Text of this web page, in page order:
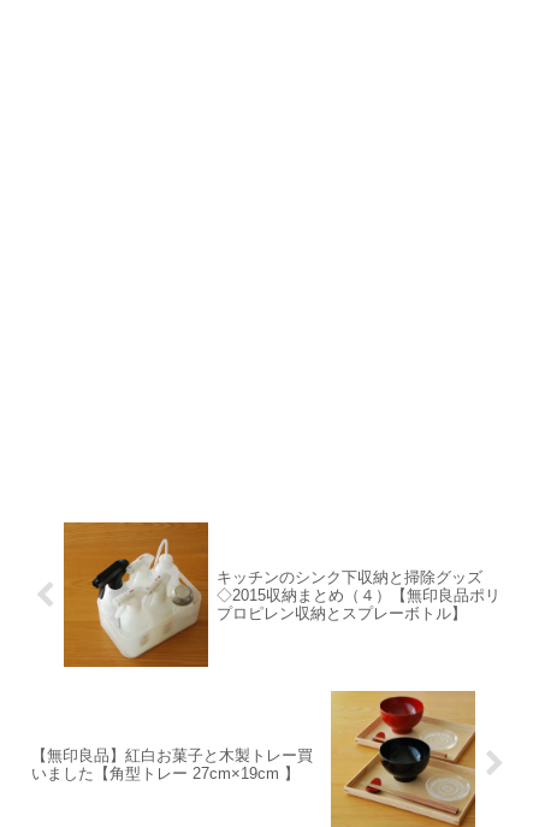
キッチンのシンク下収納と掃除グッズ
◇2015収納まとめ（４）【無印良品ポリ
プロピレン収納とスプレーボトル】
【無印良品】紅白お菓子と木製トレー買
いました【角型トレー 27cm×19cm 】